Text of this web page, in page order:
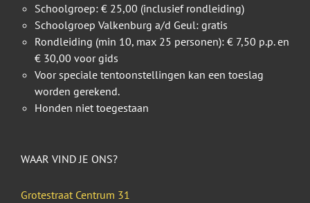
Schoolgroep: € 25,00 (inclusief rondleiding)
Schoolgroep Valkenburg a/d Geul: gratis
Rondleiding (min 10, max 25 personen): € 7,50 p.p. en
€ 30,00 voor gids
Voor speciale tentoonstellingen kan een toeslag
worden gerekend.
Honden niet toegestaan
WAAR VIND JE ONS?
Grotestraat Centrum 31